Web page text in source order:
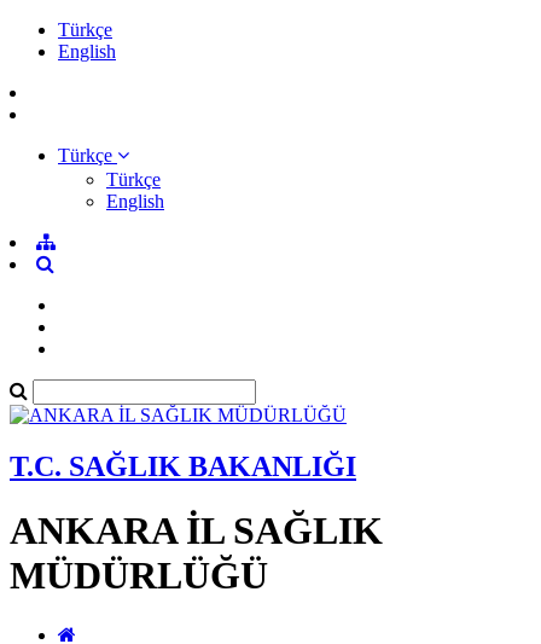
Türkçe
English
Türkçe
Türkçe
English
T.C. SAĞLIK BAKANLIĞI
ANKARA İL SAĞLIK
MÜDÜRLÜĞÜ